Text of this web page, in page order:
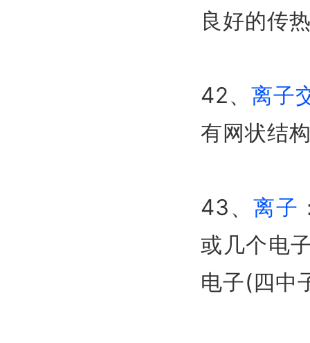
良好的传
42、离子
有网状结
43、 离子
或几个电
电子(四中